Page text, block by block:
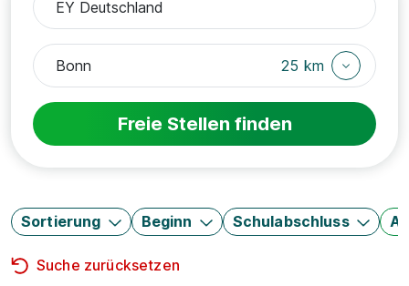
25 km
Freie Stellen finden
Sortierung Beginn Schulabschluss
Suche zurücksetzen